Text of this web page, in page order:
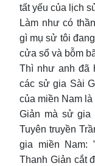
tất yếu của lịch
Làm như có
gì mụ sử tôi
cửa sổ và bỗm
Thì như anh đã
các sử gia Sài
của miền Nam
Giản mà sử gia
Tuyên truyền
gia miền Nam:
Thanh Giản cắt